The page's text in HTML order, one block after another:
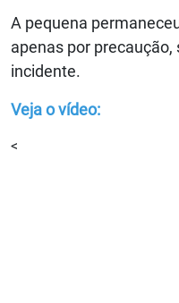
A pequena
apenas por
incidente.
Veja o vídeo:
<